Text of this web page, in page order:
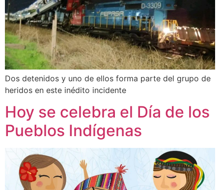
Dos detenidos y uno de ellos forma parte del grupo de
heridos en este inédito incidente
Hoy se celebra el Día de los
Pueblos Indígenas